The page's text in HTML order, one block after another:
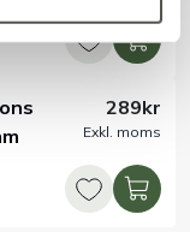
289kr
Exkl. moms